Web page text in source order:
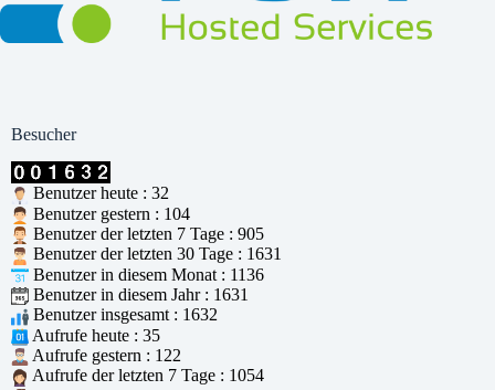
Besucher
Benutzer heute : 32
Benutzer gestern : 104
Benutzer der letzten 7 Tage : 905
Benutzer der letzten 30 Tage : 1631
Benutzer in diesem Monat : 1136
Benutzer in diesem Jahr : 1631
Benutzer insgesamt : 1632
Aufrufe heute : 35
Aufrufe gestern : 122
Aufrufe der letzten 7 Tage : 1054